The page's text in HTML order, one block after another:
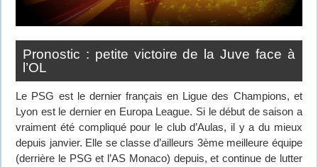
Pronostic : petite victoire de la Juve face à
l’OL
Le PSG est le dernier français en Ligue des Champions, et
Lyon est le dernier en Europa League. Si le début de saison a
vraiment été compliqué pour le club d’Aulas, il y a du mieux
depuis janvier. Elle se classe d’ailleurs 3ème meilleure équipe
(derrière le PSG et l’AS Monaco) depuis, et continue de lutter